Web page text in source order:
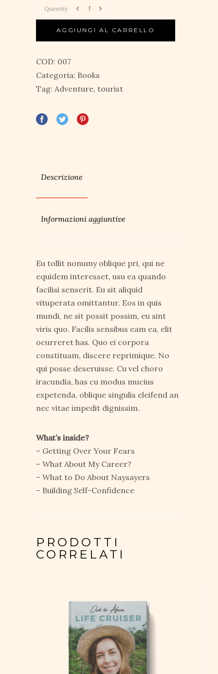
Quantity
AGGIUNGI AL CARRELLO
COD: 007
Categoria: Books
Tag: Adventure, tourist
Descrizione
Informazioni aggiuntive
Eu tollit nonumy oblique pri, qui ne
equidem interesset, usu ea quando
facilisi senserit. Eu sit aliquid
vituperata omittantur. Eos in quis
mundi, ne sit possit possim, eu sint
viris quo. Facilis sensibus eam ea, elit
ocurreret has. Quo ei corpora
constituam, discere reprimique. No
qui posse deseruisse. Cu vel choro
iracundia, has cu modus mucius
expetenda, oblique singulis eleifend an
nec vitae impedit dignissim.
What’s inside?
– Getting Over Your Fears
– What About My Career?
– What to Do About Naysayers
– Building Self-Confidence
PRODOTTI
CORRELATI